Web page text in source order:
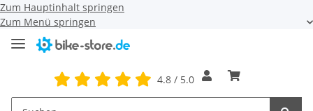
Zum Hauptinhalt springen
Zum Menü springen
4.8 / 5.0